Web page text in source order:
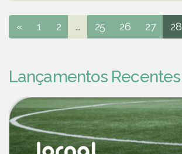
« 1 2 ... 25 26 27 28
Lançamentos Recentes